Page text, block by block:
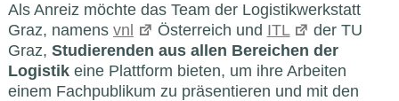
Als Anreiz möchte das Team der Logistikwerkstatt
Graz, namens vnl Österreich und ITL
der TU
Graz, Studierenden aus allen Bereichen der
Logistikeine Plattform bieten, um ihre Arbeiten
einem Fachpublikum zu präsentieren und mit den